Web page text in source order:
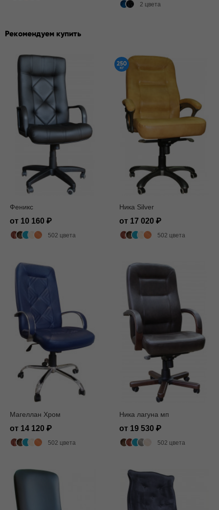
2 цвета
Рекомендуем купить
Феникс
от 10 160
502 цвета
Ника Silver
от 17 020
502 цвета
Магеллан Хром
от 14 120
502 цвета
Ника лагуна мп
от 19 530
502 цвета